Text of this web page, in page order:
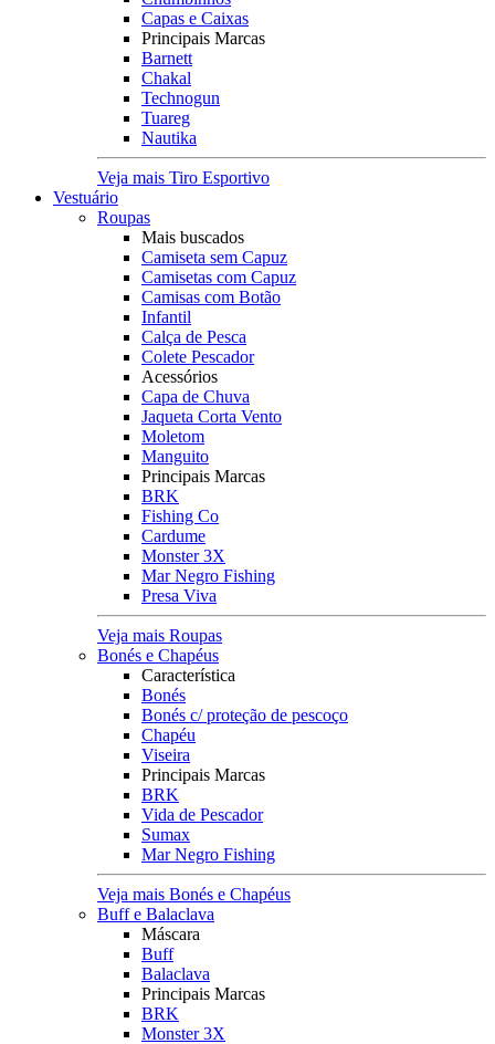
Capas e Caixas
Principais Marcas
Barnett
Chakal
Technogun
Tuareg
Nautika
Veja mais Tiro Esportivo
Vestuário
Roupas
Mais buscados
Camiseta sem Capuz
Camisetas com Capuz
Camisas com Botão
Infantil
Calça de Pesca
Colete Pescador
Acessórios
Capa de Chuva
Jaqueta Corta Vento
Moletom
Manguito
Principais Marcas
BRK
Fishing Co
Cardume
Monster 3X
Mar Negro Fishing
Presa Viva
Veja mais Roupas
Bonés e Chapéus
Característica
Bonés
Bonés c/ proteção de pescoço
Chapéu
Viseira
Principais Marcas
BRK
Vida de Pescador
Sumax
Mar Negro Fishing
Veja mais Bonés e Chapéus
Buff e Balaclava
Máscara
Buff
Balaclava
Principais Marcas
BRK
Monster 3X